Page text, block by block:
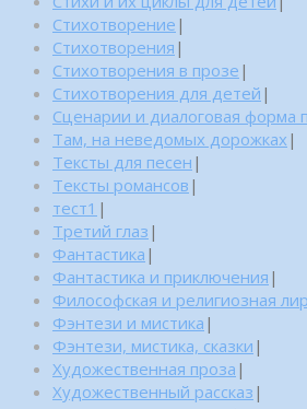
Стихотворение |
Стихотворения |
Стихотворения в прозе |
Стихотворения для детей |
Сценарии и диалоговая форма
Там, на неведомых дорожках |
Тексты для песен |
Тексты романсов |
тест1 |
Третий глаз |
Фантастика |
Фантастика и приключения |
Философская и религиозная
Фэнтези и мистика |
Фэнтези, мистика, сказки |
Художественная проза |
Художественный рассказ |